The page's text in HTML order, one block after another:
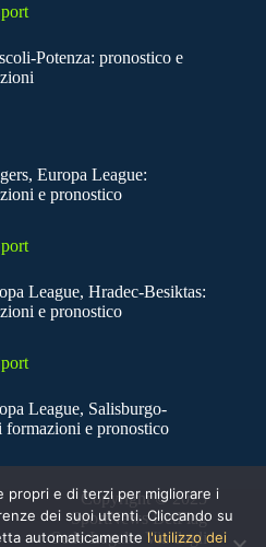
Potenza: pronostico e
Europa League:
e pronostico
League, Hradec-Besiktas:
e pronostico
League, Salisburgo-
formazioni e pronostico
Copyright © 2025
SportNews BetFlag
Sede Legale: Via degli
propri e di terzi per migliorare i
dei suoi utenti. Cliccando su
automaticamente l'utilizzo dei